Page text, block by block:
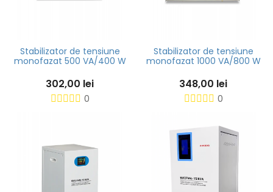
Stabilizator de tensiune
monofazat 500 VA/400 W
302,00 lei
0
Stabilizator de tensiune
monofazat 1000 VA/800 W
348,00 lei
0